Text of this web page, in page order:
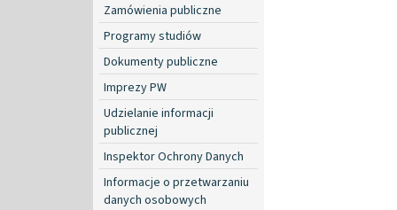
Zamówienia publiczne
Programy studiów
Dokumenty publiczne
Imprezy PW
Udzielanie informacji
publicznej
Inspektor Ochrony Danych
Informacje o przetwarzaniu
danych osobowych